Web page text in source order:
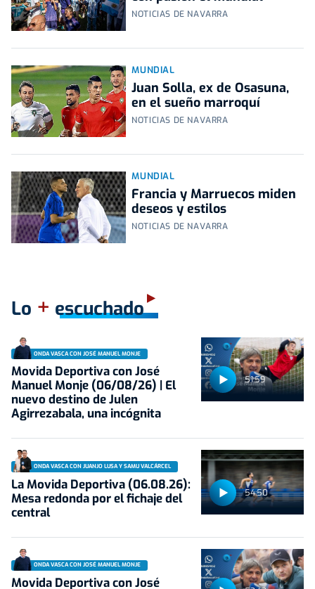
NOTICIAS DE NAVARRA
MUNDIAL
Juan Solla, ex de Osasuna,
en el sueño marroquí
NOTICIAS DE NAVARRA
MUNDIAL
Francia y Marruecos miden
deseos y estilos
NOTICIAS DE NAVARRA
Lo + escuchado
51:59
ONDA VASCA CON JOSÉ MANUEL MONJE
Movida Deportiva con José
Manuel Monje (06/08/26) | El
nuevo destino de Julen
Agirrezabala, una incógnita
54:50
ONDA VASCA CON JUANJO LUSA Y SAMU VALCÁRCEL
La Movida Deportiva (06.08.26):
Mesa redonda por el fichaje del
central
ONDA VASCA CON JOSÉ MANUEL MONJE
Movida Deportiva con José